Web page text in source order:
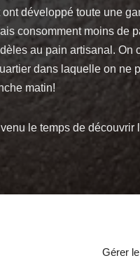
Gérer
développé toute une
consomment moins de
au pain artisanal. On
dans laquelle on ne
matin!
le temps de découvrir